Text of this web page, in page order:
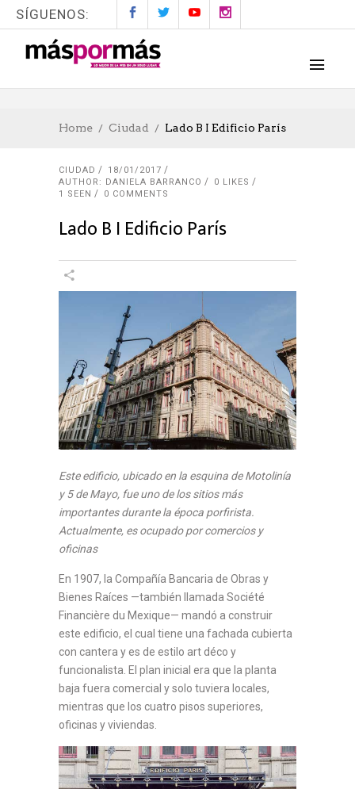
SÍGUENOS:
Home Ciudad Lado B I Edificio París
CIUDAD
18/01/2017
AUTHOR: DANIELA BARRANCO
0 LIKES
1 SEEN
0 COMMENTS
Lado B I Edificio París
Este edificio, ubicado en la esquina de Motolinía
y 5 de Mayo, fue uno de los sitios más
importantes durante la época porfirista.
Actualmente, es ocupado por comercios y
oficinas
En 1907, la Compañía Bancaria de Obras y
Bienes Raíces —también llamada Société
Financière du Mexique— mandó a construir
este edificio, el cual tiene una fachada cubierta
con cantera y es de estilo art déco y
funcionalista. El plan inicial era que la planta
baja fuera comercial y solo tuviera locales,
mientras que los cuatro pisos superiores,
oficinas y viviendas.